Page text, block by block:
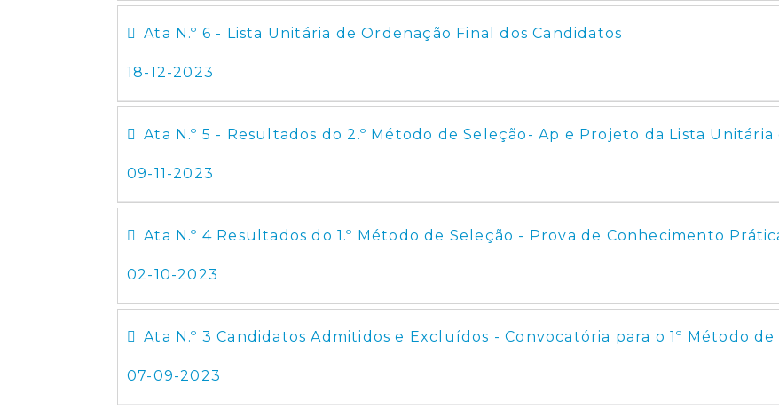
Ata N.º 6 - Lista Unitária de Ordenação Final dos Candidatos
18-12-2023
Ata N.º 5 - Resultados do 2.º Método de Seleção- Ap e Projeto da Lista Unitária
09-11-2023
Ata N.º 4 Resultados do 1.º Método de Seleção - Prova de Conhecimento
02-10-2023
Ata N.º 3 Candidatos Admitidos e Excluídos - Convocatória para o 1º Método de
07-09-2023